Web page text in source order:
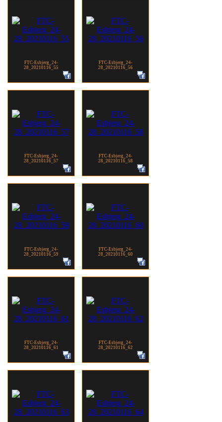
FTC-Esbjerg_24-
28_20210116_55
FTC-Esbjerg_24-
28_20210116_56
FTC-Esbjerg_24-
28_20210116_57
FTC-Esbjerg_24-
28_20210116_58
FTC-Esbjerg_24-
28_20210116_59
FTC-Esbjerg_24-
28_20210116_60
FTC-Esbjerg_24-
28_20210116_61
FTC-Esbjerg_24-
28_20210116_62